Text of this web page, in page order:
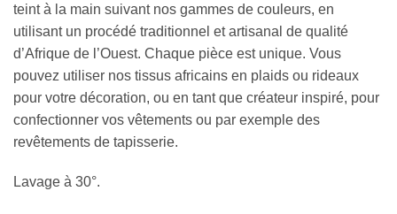
teint à la main suivant nos gammes de couleurs, en
utilisant un procédé traditionnel et artisanal de qualité
d’Afrique de l’Ouest. Chaque pièce est unique. Vous
pouvez utiliser nos tissus africains en plaids ou rideaux
pour votre décoration, ou en tant que créateur inspiré, pour
confectionner vos vêtements ou par exemple des
revêtements de tapisserie.
Lavage à 30°.